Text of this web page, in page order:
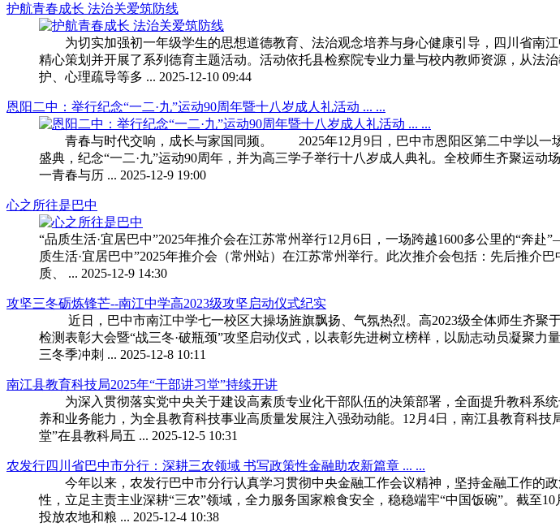
护航青春成长 法治关爱筑防线
为切实加强初一年级学生的思想道德教育、法治观念培养与身心健康引导，四川省南江
精心策划并开展了系列德育主题活动。活动依托县检察院专业力量与校内教师资源，从法
护、心理疏导等多 ... 2025-12-10 09:44
恩阳二中：举行纪念“一二·九”运动90周年暨十八岁成人礼活动 ... ...
青春与时代交响，成长与家国同频。 2025年12月9日，巴中市恩阳区第二中学以一
盛典，纪念“一二·九”运动90周年，并为高三学子举行十八岁成人典礼。全校师生齐聚运动
一青春与历 ... 2025-12-9 19:00
心之所往是巴中
“品质生活·宜居巴中”2025年推介会在江苏常州举行12月6日，一场跨越1600多公里的“奔赴
质生活·宜居巴中”2025年推介会（常州站）在江苏常州举行。此次推介会包括：先后推介巴
质、 ... 2025-12-9 14:30
攻坚三冬砺炼锋芒--南江中学高2023级攻坚启动仪式纪实
近日，巴中市南江中学七一校区大操场旌旗飘扬、气氛热烈。高2023级全体师生齐聚
检测表彰大会暨“战三冬·破瓶颈”攻坚启动仪式，以表彰先进树立榜样，以励志动员凝聚力
三冬季冲刺 ... 2025-12-8 10:11
南江县教育科技局2025年“干部讲习堂”持续开讲
为深入贯彻落实党中央关于建设高素质专业化干部队伍的决策部署，全面提升教科系统
养和业务能力，为全县教育科技事业高质量发展注入强劲动能。12月4日，南江县教育科技
堂”在县教科局五 ... 2025-12-5 10:31
农发行四川省巴中市分行：深耕三农领域 书写政策性金融助农新篇章 ... ...
今年以来，农发行巴中市分行认真学习贯彻中央金融工作会议精神，坚持金融工作的政
性，立足主责主业深耕“三农”领域，全力服务国家粮食安全，稳稳端牢“中国饭碗”。截至
投放农地和粮 ... 2025-12-4 10:38